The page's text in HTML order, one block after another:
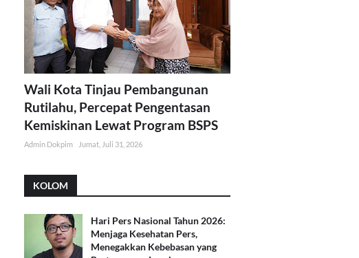
Wali Kota Tinjau Pembangunan
Rutilahu, Percepat Pengentasan
Kemiskinan Lewat Program BSPS
Admin Dokpim Jumat, Juli 31, 2026
KOLOM
Hari Pers Nasional Tahun 2026:
Menjaga Kesehatan Pers,
Menegakkan Kebebasan yang